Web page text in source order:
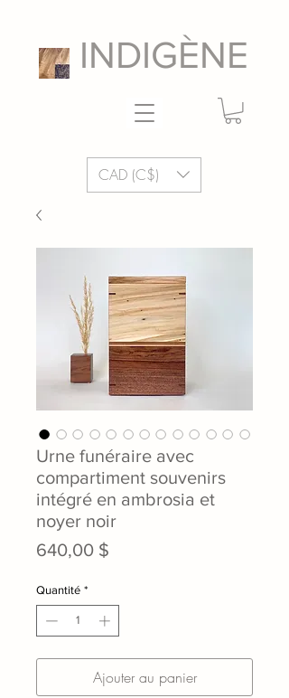
INDIGÈNE
CAD (C$)
Urne funéraire avec
compartiment souvenirs
intégré en ambrosia et
noyer noir
640,00 $
Quantité *
Ajouter au panier